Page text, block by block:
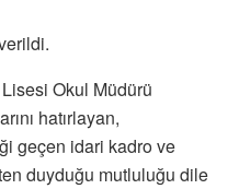
Okul Müdürü
hatırlayan,
geçen idari kadro ve
duyduğu mutluluğu dile